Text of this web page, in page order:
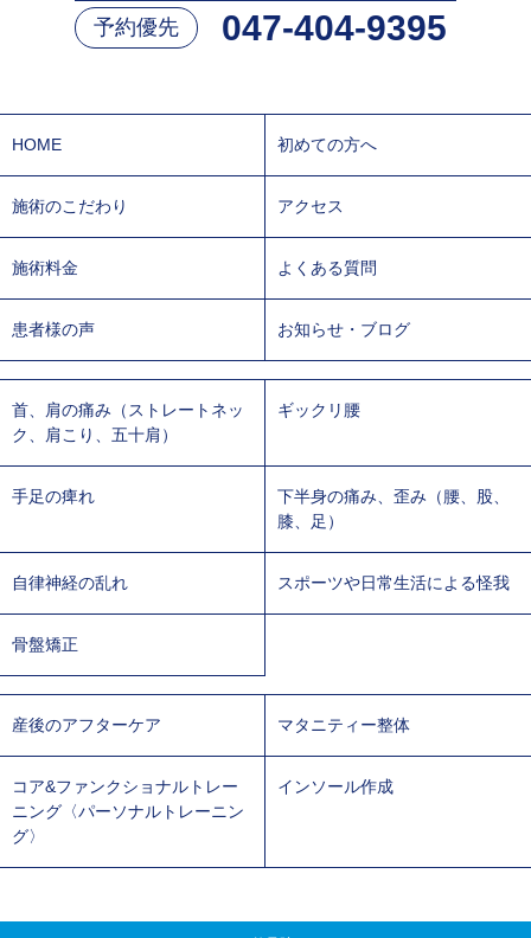
予約優先 047-404-9395
HOME 初めての方へ
施術のこだわり アクセス
施術料金 よくある質問
患者様の声 お知らせ・ブログ
首、肩の痛み（ストレートネッ
ク、肩こり、五十肩）
ギックリ腰
手足の痺れ
下半身の痛み、歪み（腰、股、
膝、足）
自律神経の乱れ スポーツや日常生活による怪我
骨盤矯正
産後のアフターケア マタニティー整体
コア&ファンクショナルトレー
ニング〈パーソナルトレーニン
グ〉
インソール作成